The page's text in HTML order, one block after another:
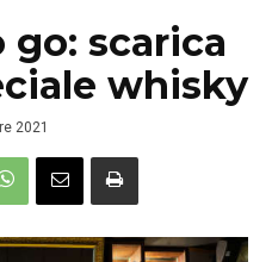
scarica
whisky
2021